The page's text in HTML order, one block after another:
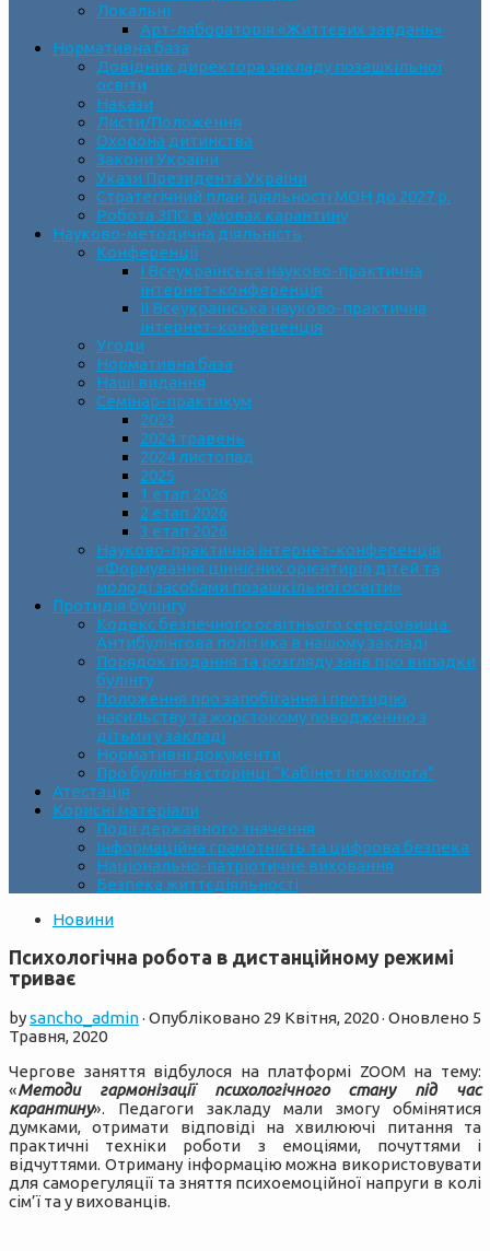
Локальні
Арт-лабораторія «Життєвих завдань»
Нормативна база
Довідник директора закладу позашкільної
освіти
Накази
Листи/Положення
Охорона дитинства
Закони України
Укази Президента України
Стратегічний план діяльності МОН до 2027 р.
Робота ЗПО в умовах карантину
Науково-методична діяльність
Конференції
І Всеукраїнська науково-практична
інтернет-конференція
ІІ Всеукраїнська науково-практична
інтернет-конференція
Угоди
Нормативна база
Наші видання
Семінар-практикум
2023
2024 травень
2024 листопад
2025
1 етап 2026
2 етап 2026
3 етап 2026
Науково-практична інтернет-конференція
«Формування ціннісних орієнтирів дітей та
молоді засобами позашкільної освіти»
Протидія булінгу
Кодекс безпечного освітнього середовища.
Антибулінгова політика в нашому закладі
Порядок подання та розгляду заяв про випадки
булінгу
Положення про запобігання і протидію
насильству та жорстокому поводженню з
дітьми у закладі
Нормативні документи
Про булінг на сторінці “Кабінет психолога”
Атестація
Корисні матеріали
Події державного значення
Інформаційна грамотність та цифрова безпека
Національно-патріотичне виховання
Безпека життєдіяльності
Новини
Психологічна робота в дистанційному режимі
триває
bysancho_admin· Опубліковано 29 Квітня, 2020· Оновлено 5
Травня, 2020
Чергове заняття відбулося на платформі ZOOM на тему:
«Методи гармонізації психологічного стану під час
карантину». Педагоги закладу мали змогу обмінятися
думками, отримати відповіді на хвилюючі питання та
практичні техніки роботи з емоціями, почуттями і
відчуттями. Отриману інформацію можна використовувати
для саморегуляції та зняття психоемоційної напруги в колі
сім’ї та у вихованців.